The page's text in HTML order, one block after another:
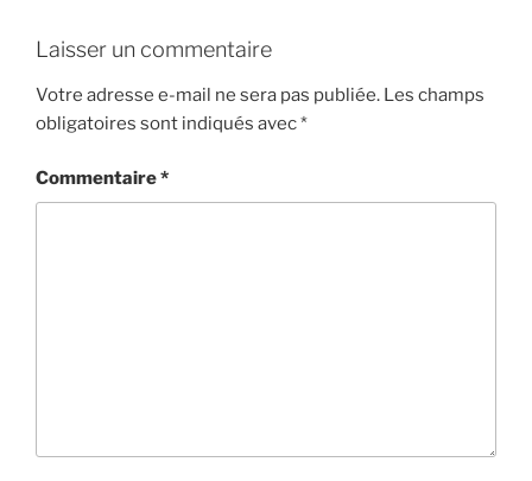
Laisser un commentaire
Votre adresse e-mail ne sera pas publiée. Les champs
obligatoires sont indiqués avec*
Commentaire*